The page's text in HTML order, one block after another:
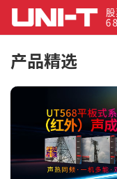
产品精选